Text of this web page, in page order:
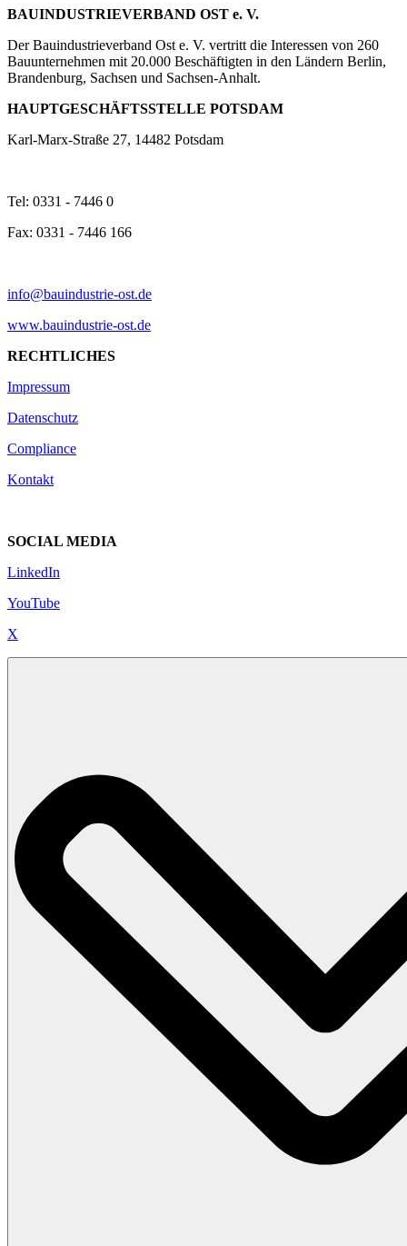
BAUINDUSTRIEVERBAND OST e. V.
Der Bauindustrieverband Ost e. V. vertritt die Interessen von 260
Bauunternehmen mit 20.000 Beschäftigten in den Ländern Berlin,
Brandenburg, Sachsen und Sachsen-Anhalt.
HAUPTGESCHÄFTSSTELLE POTSDAM
Karl-Marx-Straße 27, 14482 Potsdam
Tel: 0331 - 7446 0
Fax: 0331 - 7446 166
info@bauindustrie-ost.de
www.bauindustrie-ost.de
RECHTLICHES
Impressum
Datenschutz
Compliance
Kontakt
SOCIAL MEDIA
LinkedIn
YouTube
X